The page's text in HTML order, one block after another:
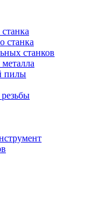
станка
станков
пилы